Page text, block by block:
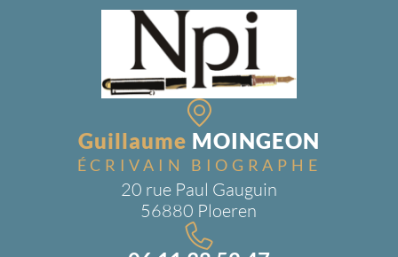
Guillaume MOINGEON
ÉCRIVAIN BIOGRAPHE
20 rue Paul Gauguin
56880 Ploeren